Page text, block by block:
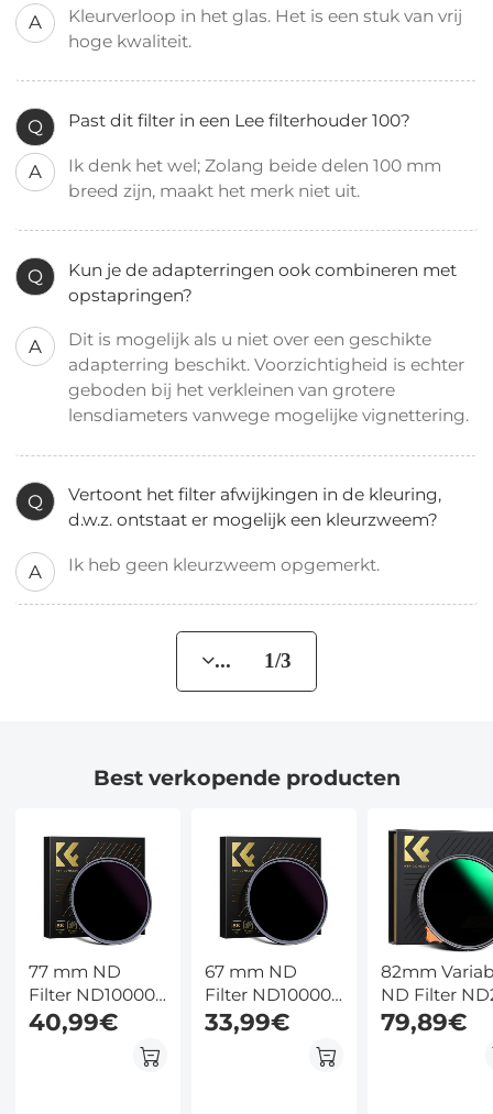
A
Kleurverloop in het glas. Het is een stuk van vrij
hoge kwaliteit.
Q Past dit filter in een Lee filterhouder 100?
A
Ik denk het wel; Zolang beide delen 100 mm
breed zijn, maakt het merk niet uit.
Q
Kun je de adapterringen ook combineren met
opstapringen?
A
Dit is mogelijk als u niet over een geschikte
adapterring beschikt. Voorzichtigheid is echter
geboden bij het verkleinen van grotere
lensdiameters vanwege mogelijke vignettering.
Q
Vertoont het filter afwijkingen in de kleuring,
d.w.z. ontstaat er mogelijk een kleurzweem?
A Ik heb geen kleurzweem opgemerkt.
... 1/3
Best verkopende producten
77 mm ND
Filter ND100000
Zonnefilter 16.6
Stops Solide
40,99€
67 mm ND
Filter ND100000
Zonnefilter 16.6
Stops Solide
33,99€
82mm
ND Filter
ND400 (1 - 9
Stops)
79,89€